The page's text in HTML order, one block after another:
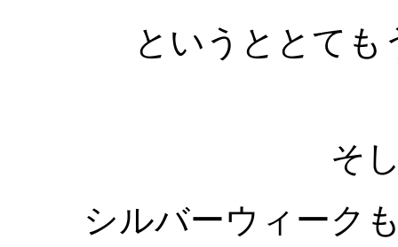
というととて
そ
シルバーウィーク